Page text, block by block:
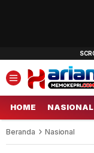
HOME NASIONAL
Beranda Nasional